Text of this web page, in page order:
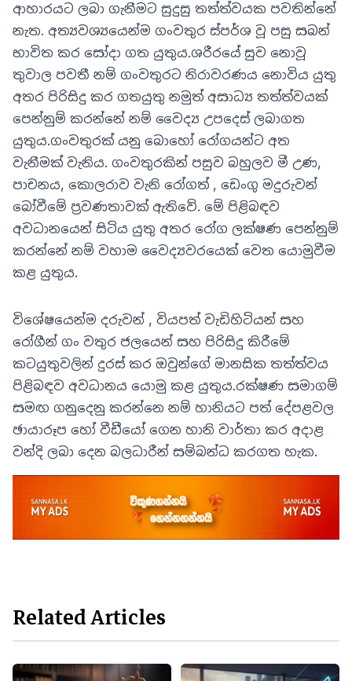
ආහාරයට ලබා ගැනීමට සුදුසු තත්ත්වයක පවතින්නේ
නැත. අත්‍යවශ්‍යයෙන්ම ගංවතුර ස්පර්ශ වූ පසු සබන්
භාවිත කර සෝදා ගත යුතුය.ශරීරයේ සුව නොවූ
තුවාල පවතී නම් ගංවතුරට නිරාවරණය නොවිය යුතු
අතර පිරිසිදු කර ගතයුතු නමුත් අසාධ්‍ය තත්ත්වයක්
පෙන්නුම් කරන්නේ නම් වෛද්‍ය උපදෙස් ලබාගත
යුතුය.ගංවතුරක් යනු බොහෝ රෝගයන්ට අත
වැනීමක් වැනිය. ගංවතුරකින් පසුව බහුලව මී උණ,
පාචනය, කොලරාව වැනි රෝගත් , ඩෙංගු මදුරුවන්
බෝවීමේ ප්‍රවණතාවක් ඇතිවේ. මේ පිළිබඳව
අවධානයෙන් සිටිය යුතු අතර රෝග ලක්ෂණ පෙන්නුම්
කරන්නේ නම් වහාම වෛද්‍යවරයෙක් වෙත යොමුවීම
කළ යුතුය.
විශේෂයෙන්ම දරුවන් , වියපත් වැඩිහිටියන් සහ
රෝගීන් ගං වතුර ජලයෙන් සහ පිරිසිදු කිරීමේ
කටයුතුවලින් දුරස් කර ඔවුන්ගේ මානසික තත්ත්වය
පිළිබඳව අවධානය යොමු කළ යුතුය.රක්ෂණ සමාගම්
සමඟ ගනුදෙනු කරන්නෙ නම් හානියට පත් දේපළවල
ඡායාරූප හෝ වීඩීයෝ ගෙන හානි වාර්තා කර අදාළ
වන්දි ලබා දෙන බලධාරීන් සම්බන්ධ කරගත හැක.
Related Articles